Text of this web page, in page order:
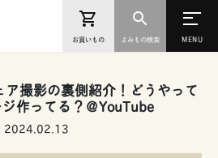
ア撮影の裏側紹介！どうやって
作ってる？＠YouTube
2024.02.13
お買いもの よみもの検索